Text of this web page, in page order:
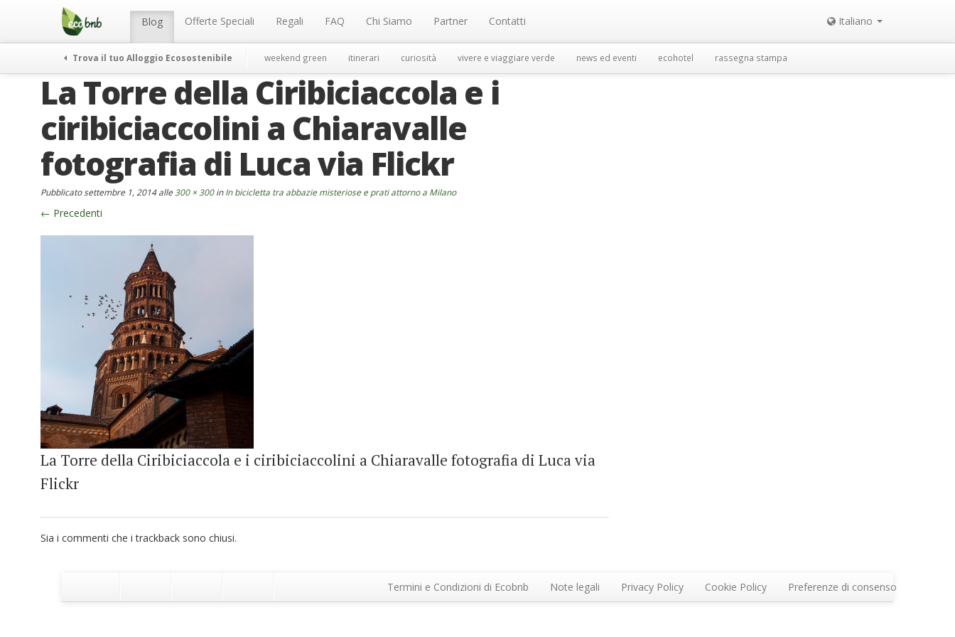
Menu Blog Offerte Speciali Regali FAQ Chi Siamo Partner Contatti Italiano
Trova il tuo Alloggio Ecosostenibile weekend green itinerari curiosità vivere e viaggiare verde news ed eventi ecohotel rassegna stampa
La Torre della Ciribiciaccola e i
ciribiciaccolini a Chiaravalle
fotografia di Luca via Flickr
Pubblicatosettembre 1, 2014alle 300 × 300inIn bicicletta tra abbazie misteriose e prati attorno a Milano
← Precedenti
La Torre della Ciribiciaccola e i ciribiciaccolini a Chiaravalle fotografia di Luca via
Flickr
Sia i commenti che i trackback sono chiusi.
Termini e Condizioni di Ecobnb Note legali Privacy Policy Cookie Policy Preferenze di consenso